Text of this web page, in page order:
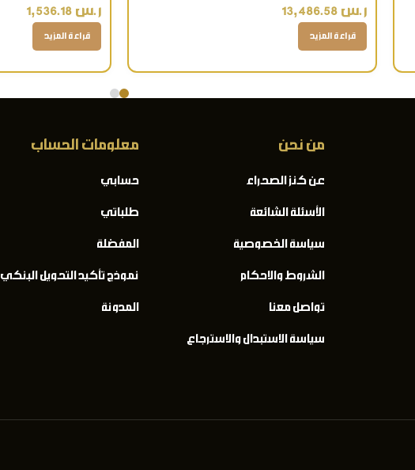
ر.س
قراءة المزيد
ر.س
قراءة المزيد
من نحن
عن كنز الصحراء
الأسئلة الشائعة
سياسة الخصوصية
الشروط والاحكام
تواصل معنا
سياسة الاستبدال والاسترجاع
معلومات الحساب
حسابي
طلباتي
المفضلة
نموذج تأكيد التحويل البنكي
المدونة